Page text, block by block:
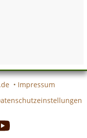
• Impressum